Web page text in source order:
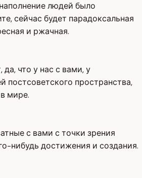
людей было
сейчас будет парадоксальная
и ржачная.
что у нас с вами, у
постсоветского пространства,
мире.
с вами с точки зрения
нибудь достижения и создания.